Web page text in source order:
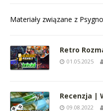
Materiały związane z
Retro
01.05.2025
Recenzja |
09.08.2022